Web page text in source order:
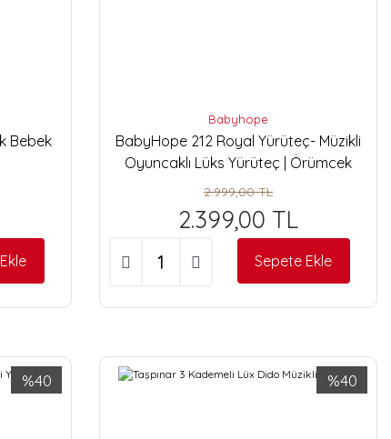
Bebek
Babyhope
BabyHope 212 Royal Yürüteç- Müzikli
Oyuncaklı Lüks Yürüteç | Örümcek
2.999,00 TL
2.399,00 TL
Sepete Ekle
%40 %40